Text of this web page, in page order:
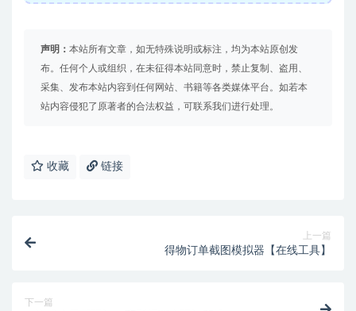
声明： 本站所有文章，如无特殊说明或标注，均为本站原创发
布。任何个人或组织，在未征得本站同意时，禁止复制、盗用、
采集、发布本站内容到任何网站、书籍等各类媒体平台。如若本
站内容侵犯了原著者的合法权益，可联系我们进行处理。
收藏 链接
上一篇
得物订单截图模拟器【在线工具】
下一篇